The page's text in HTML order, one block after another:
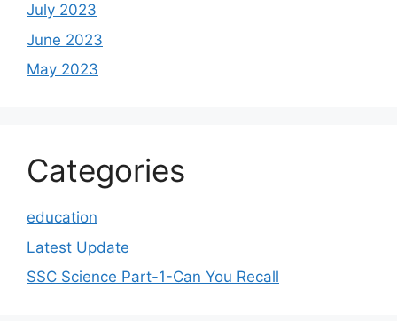
July 2023
June 2023
May 2023
Categories
education
Latest Update
SSC Science Part-1-Can You Recall